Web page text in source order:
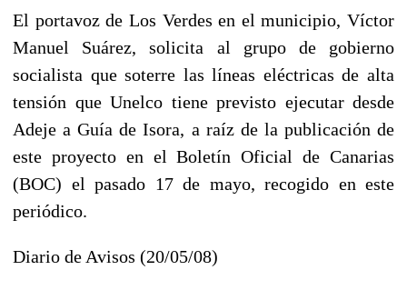
El portavoz de Los Verdes en el municipio, Víctor
Manuel Suárez, solicita al grupo de gobierno
socialista que soterre las líneas eléctricas de alta
tensión que Unelco tiene previsto ejecutar desde
Adeje a Guía de Isora, a raíz de la publicación de
este proyecto en el Boletín Oficial de Canarias
(BOC) el pasado 17 de mayo, recogido en este
periódico.
Diario de Avisos (20/05/08)